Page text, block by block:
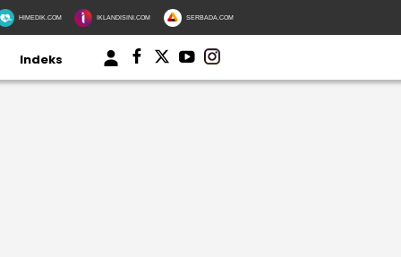
HIMEDIK.COM IKLANDISINI.COM SERBADA.COM
Indeks